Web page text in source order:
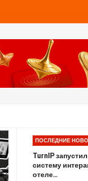
ПОСЛЕДНИЕ
TurnIP
систему
отеле…